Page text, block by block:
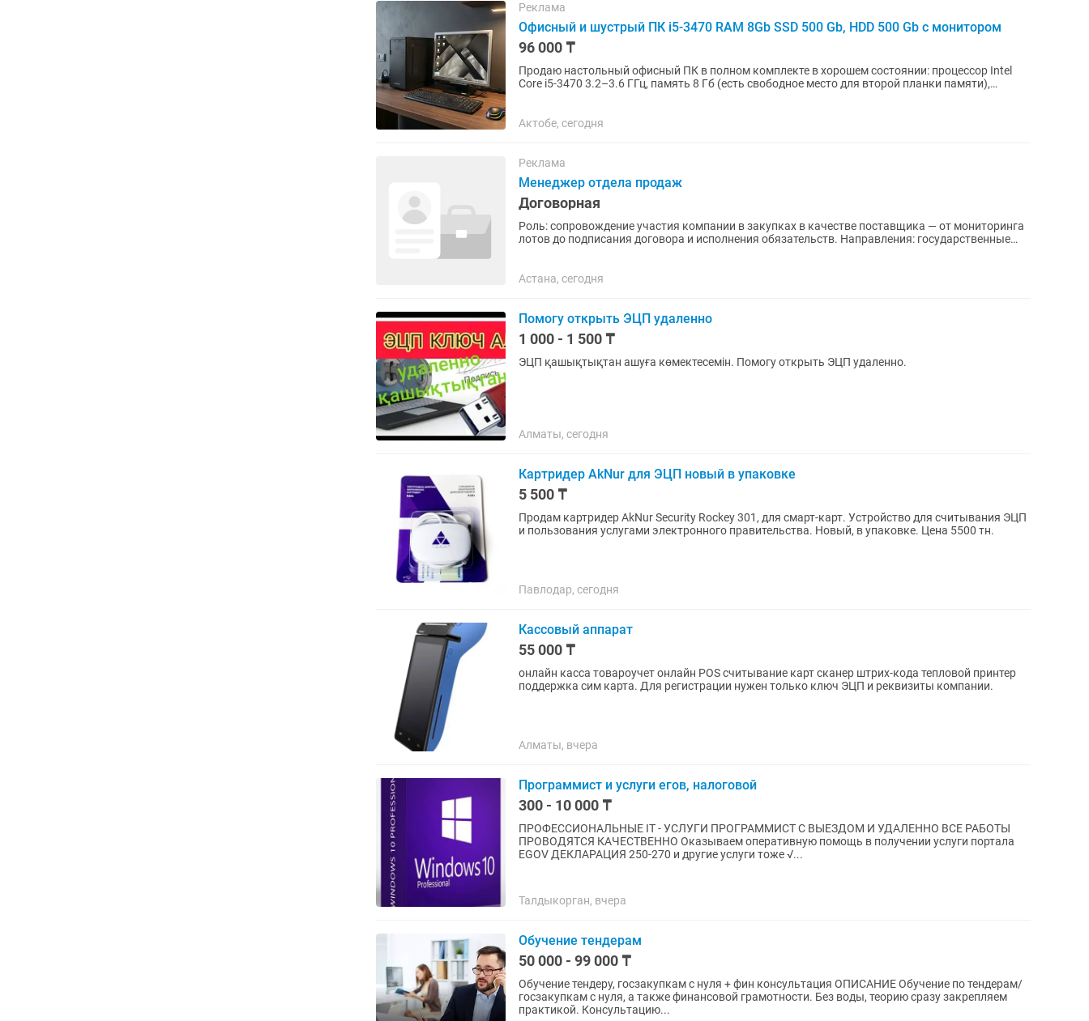
Реклама
Офисный и шустрый ПК i5-3470 RAM 8Gb SSD 500 Gb, HDD 500 Gb с монитором
96 000 ₸
Продаю настольный офисный ПК в полном комплекте в хорошем состоянии: процессор Intel
Core i5-3470 3.2–3.6 ГГц, память 8 Гб (есть свободное место для второй планки памяти),
Актобе, сегодня
Реклама
Менеджер отдела продаж
Договорная
Роль: сопровождение участия компании в закупках в качестве поставщика — от мониторинга
лотов до подписания договора и исполнения обязательств. Направления: государственные
Астана, сегодня
Помогу открыть ЭЦП удаленно
1 000 - 1 500 ₸
ЭЦП қашықтықтан ашуға көмектесемін. Помогу открыть ЭЦП удаленно.
Алматы, сегодня
Картридер AkNur для ЭЦП новый в упаковке
5 500 ₸
Продам картридер AkNur Security Rockey 301, для смарт-карт. Устройство для считывания ЭЦП
и пользования услугами электронного правительства. Новый, в упаковке. Цена 5500 тн.
Павлодар, сегодня
Кассовый аппарат
55 000 ₸
онлайн касса товароучет онлайн POS считывание карт сканер штрих-кода тепловой принтер
поддержка сим карта. Для регистрации нужен только ключ ЭЦП и реквизиты компании.
Алматы, вчера
Программист и услуги егов, налоговой
300 - 10 000 ₸
ПРОФЕССИОНАЛЬНЫЕ IT - УСЛУГИ ПРОГРАММИСТ С ВЫЕЗДОМ И УДАЛЕННО ВСЕ РАБОТЫ
ПРОВОДЯТСЯ КАЧЕСТВЕННО Оказываем оперативную помощь в получении услуги портала
ЕGOV ДЕКЛАРАЦИЯ 250-270 и другие услуги тоже √...
Талдыкорган, вчера
Обучение тендерам
50 000 - 99 000 ₸
Обучение тендеру, госзакупкам с нуля + фин консультация ОПИСАНИЕ Обучение по тендерам/
госзакупкам с нуля, а также финансовой грамотности. Без воды, теорию сразу закрепляем
практикой. Консультацию...